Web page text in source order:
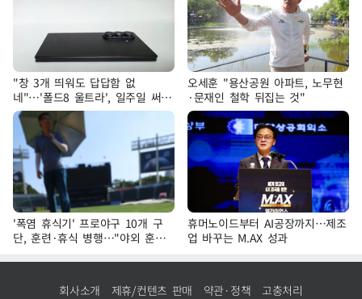
"창 3개 띄워도 답답함 없
네"…'폴드8 울트라', 일주일 써보
니
오세훈 "용산공원 아파트, 노무현
·문재인 철학 뒤집는 것"
'폭염 휴식기' 프로야구 10개 구
단, 훈련·휴식 병행…"야외 훈련
해도 안전 최우선"
휴머노이드부터 AI공장까지…제조
업 바꾸는 M.AX 성과
회사소개 제휴/컨텐츠 판매 약관·정책 고충처리